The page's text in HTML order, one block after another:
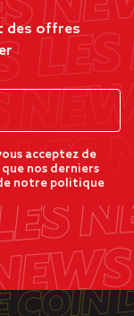
des offres
acceptez de
nos derniers
notre politique